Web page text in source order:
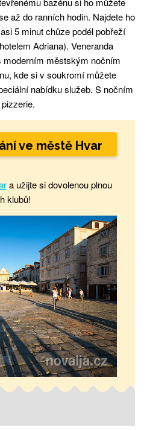
až do ranních hodin. Najdete ho
5 minut chůze podél pobřeží
Adriana). Veneranda
moderním městským nočním
kde si v soukromí můžete
nabídku služeb. S nočním
ve městě Hvar
a užijte si dovolenou plnou
klubů!